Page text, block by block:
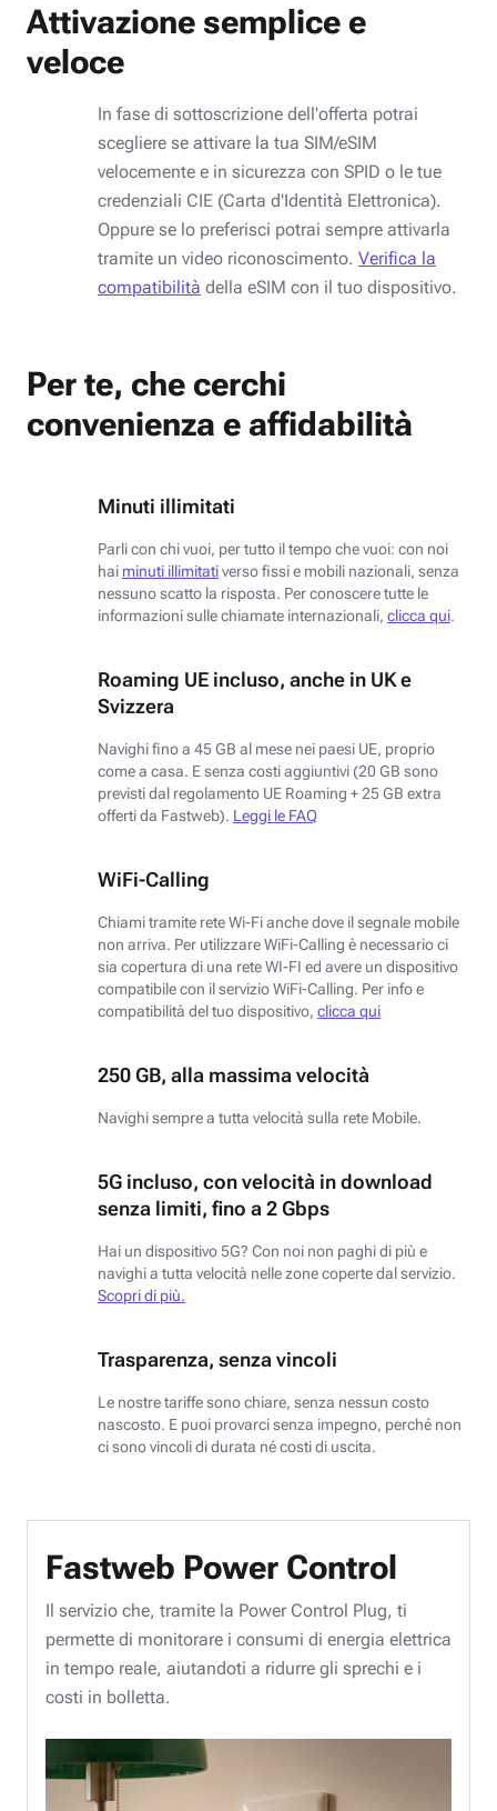
Attivazione semplice e
veloce
In fase di sottoscrizione dell'offerta potrai
scegliere se attivare la tua SIM/eSIM
velocemente e in sicurezza con SPID o le tue
credenziali CIE (Carta d'Identità Elettronica).
Oppure se lo preferisci potrai sempre attivarla
tramite un video riconoscimento. Verifica la
compatibilità della eSIM con il tuo dispositivo.
Per te, che cerchi
convenienza e affidabilità
Minuti illimitati
Parli con chi vuoi, per tutto il tempo che vuoi: con noi
hai minuti illimitativerso fissi e mobili nazionali, senza
nessuno scatto la risposta. Per conoscere tutte le
informazioni sulle chiamate internazionali, clicca qui.
Roaming UE incluso, anche in UK e
Svizzera
Navighi fino a 45 GB al mese nei paesi UE, proprio
come a casa. E senza costi aggiuntivi (20 GB sono
previsti dal regolamento UE Roaming + 25 GB extra
offerti da Fastweb). Leggi le FAQ
WiFi-Calling
Chiami tramite rete Wi-Fi anche dove il segnale mobile
non arriva. Per utilizzare WiFi-Calling è necessario ci
sia copertura di una rete WI-FI ed avere un dispositivo
compatibile con il servizio WiFi-Calling. Per info e
compatibilità del tuo dispositivo, clicca qui
250 GB, alla massima velocità
Navighi sempre a tutta velocità sulla rete Mobile.
5G incluso, con velocità in download
senza limiti, fino a 2 Gbps
Hai un dispositivo 5G? Con noi non paghi di più e
navighi a tutta velocità nelle zone coperte dal servizio.
Scopri di più.
Trasparenza, senza vincoli
Le nostre tariffe sono chiare, senza nessun costo
nascosto. E puoi provarci senza impegno, perché non
ci sono vincoli di durata né costi di uscita.
Fastweb Power Control
Il servizio che, tramite la Power Control Plug, ti
permette di monitorare i consumi di energia elettrica
in tempo reale, aiutandoti a ridurre gli sprechi e i
costi in bolletta.